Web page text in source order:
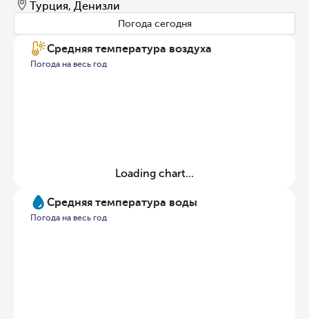
Турция, Денизли
Погода сегодня
Средняя температура воздуха
Погода на весь год
Loading chart...
Средняя температура воды
Погода на весь год